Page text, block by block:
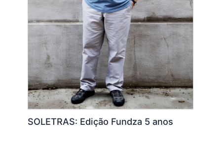
SOLETRAS: Edição Fundza 5 anos